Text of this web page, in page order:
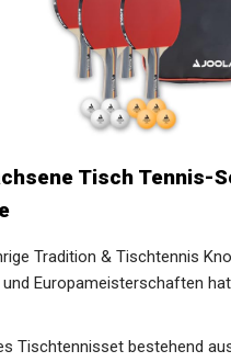
Tisch Tennis-
Tradition & Tischtennis
und